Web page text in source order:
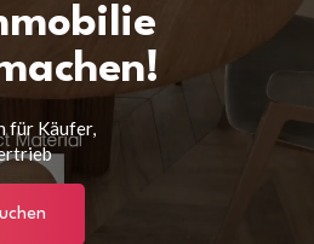
für Käufer,